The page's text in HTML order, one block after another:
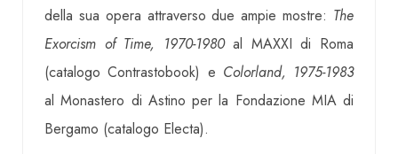
della sua opera attraverso due ampie mostre: The
Exorcism of Time, 1970-1980al MAXXI di Roma
(catalogo Contrastobook) e Colorland, 1975-1983
al Monastero di Astino per la Fondazione MIA di
Bergamo (catalogo Electa).